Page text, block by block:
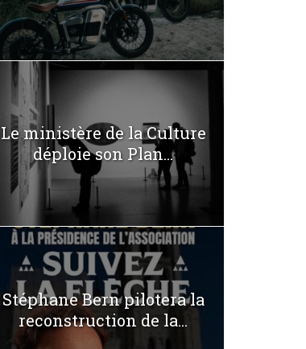
Le ministère de la Culture
déploie son Plan...
Stéphane Bern pilotera la
reconstruction de la...